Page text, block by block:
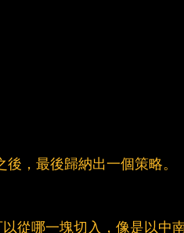
，最後歸納出一個策略。
從哪一塊切入，像是以中